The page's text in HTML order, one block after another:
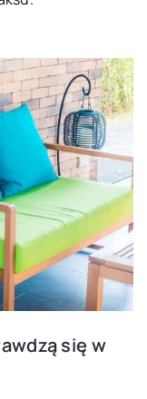
się w